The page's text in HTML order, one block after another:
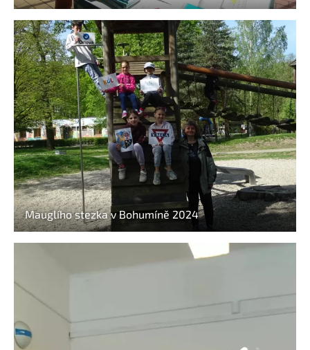
Mauglího stezka v Bohumíně 2024